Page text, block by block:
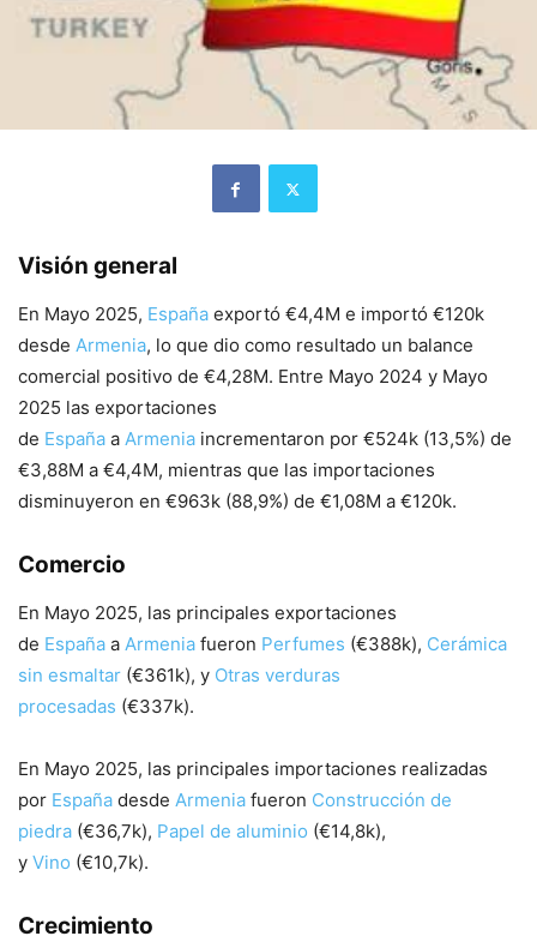
Visión general
En Mayo 2025, España exportó €4,4M e importó €120k
desde Armenia, lo que dio como resultado un balance
comercial positivo de €4,28M. Entre Mayo 2024 y Mayo
2025 las exportaciones
de España a Armenia incrementaron por €524k (13,5%) de
€3,88M a €4,4M, mientras que las importaciones
disminuyeron en €963k (88,9%) de €1,08M a €120k.
Comercio
En Mayo 2025, las principales exportaciones
de España a Armenia fueron Perfumes (€388k), Cerámica
sin esmaltar (€361k), y Otras verduras
procesadas (€337k).
En Mayo 2025, las principales importaciones realizadas
por España desde Armenia fueron Construcción de
piedra (€36,7k), Papel de aluminio (€14,8k),
y Vino (€10,7k).
Crecimiento